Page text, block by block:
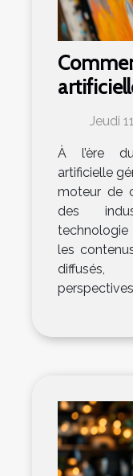
Jeudi
À l’ère du
artificielle
moteur de
des
les
diffusés,